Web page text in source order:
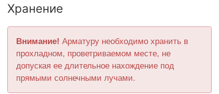
Хранение
Внимание! Арматуру необходимо хранить в
прохладном, проветриваемом месте, не
допуская ее длительное нахождение под
прямыми солнечными лучами.